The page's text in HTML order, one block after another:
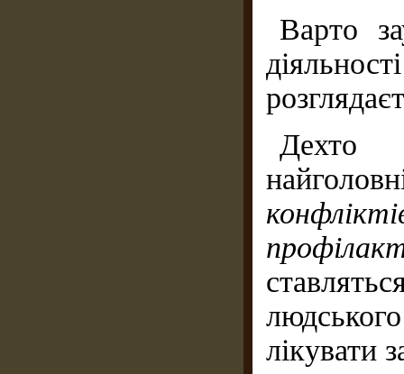
Варто
Дехто
лікувати